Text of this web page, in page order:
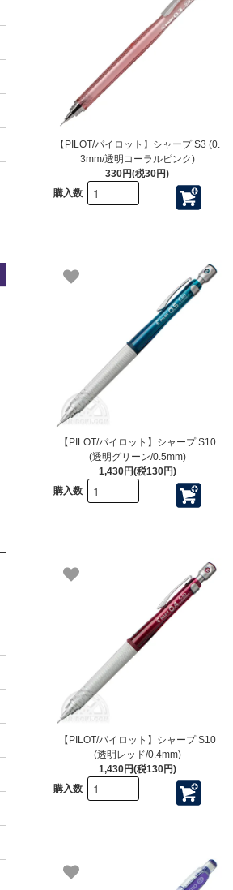
【PILOT/パイロット】シャープ S3 (0.
3mm/透明コーラルピンク)
330円(税30円)
購入数
【PILOT/パイロット】シャープ S10
(透明グリーン/0.5mm)
1,430円(税130円)
購入数
【PILOT/パイロット】シャープ S10
(透明レッド/0.4mm)
1,430円(税130円)
購入数